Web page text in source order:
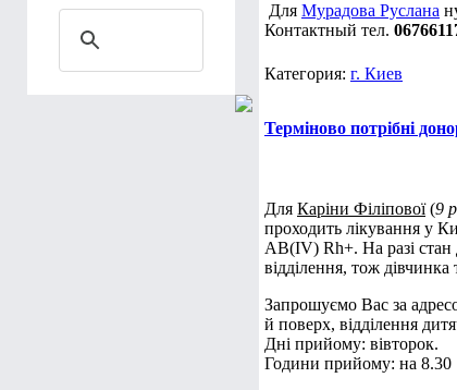
Для Мурадова Руслана
Контактный тел.
Категория: г. Киев
Терміново потрібні
Для Каріни Філіпової(9
проходить лікування у
AB(IV) Rh+. На разі стан
відділення, тож
Запрошуємо Вас за
й поверх, відділення
Дні прийому: вівторок.
Години прийому: на 8.30